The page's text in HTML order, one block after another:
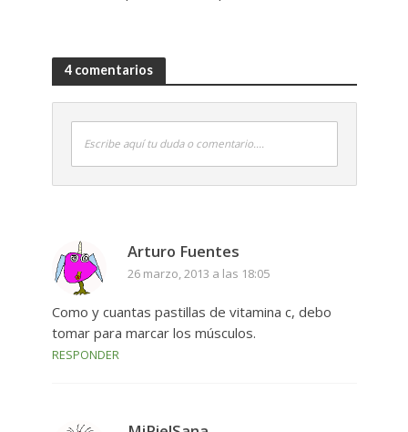
4 comentarios
Escribe aquí tu duda o comentario....
Arturo Fuentes
26 marzo, 2013 a las 18:05
Como y cuantas pastillas de vitamina c, debo
tomar para marcar los músculos.
RESPONDER